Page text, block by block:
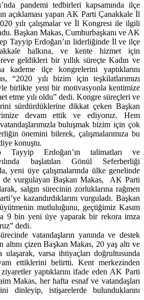
pandemi tedbirleri kapsamında ilçe
açıklaması yapan AK Parti Çanakkale İl
yılı çalışmalar ve İl Kongresi ile ilgili
Başkan Makas, Cumhurbaşkanı ve AK
Tayyip Erdoğan’ın liderliğinde İl ve ilçe
halkına, ve kente hizmet için
geldikleri bir yıllık süreçte Kadın ve
ilçe kongrelerini yaptıklarını
“2020 yılı bizim için teşkilatlarımızı
birlikte yeni bir motivasyonla kentimize
etme yılı oldu” dedi. Kongre süreçleri ve
sürdürdüklerine dikkat çeken Başkan
devam ettik ve ediyoruz. Hem
buluşmak bizim için çok
önemini bilerek, çalışmalarımıza bu
konuştu.
Tayyip Erdoğan’ın talimatları ve
başlatılan Gönül Seferberliği
yeni üye çalışmalarında ülke genelinde
de vurgulayan Başkan Makas, AK Parti
salgın sürecinin zorluklarına rağmen
kazandırdıklarını vurguladı. Başkan
mutluluğunu, geçtiğimiz Kasım
9 bin yeni üye yaparak bir rekora imza
dedi.
vatandaşların yanında ve destek
çizen Başkan Makas, 20 yaş altı ve
ulaşarak, varsa ihtiyaçları doğrultusunda
ettiklerini belirtti. Kent merkezinden
yaptıklarını ifade eden AK Parti
Makas, her hafta esnaf ve vatandaşları
dinleyip, istişarelerde bulunduklarını